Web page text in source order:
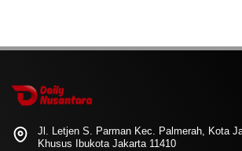
Jl. Letjen S. Parman Kec. Palmerah, Kota
Khusus Ibukota Jakarta 11410